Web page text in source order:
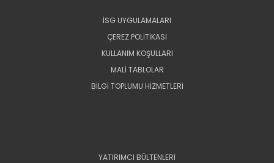
İSG UYGULAMALARI
ÇEREZ POLİTİKASI
KULLANIM KOŞULLARI
MALİ TABLOLAR
BİLGİ TOPLUMU HİZMETLERİ
YATIRIMCI BÜLTENLERİ